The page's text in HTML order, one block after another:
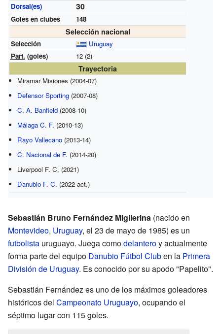
Dorsal(es)
30
Goles en clubes 148
Selección nacional
Selección
Uruguay
Part. (goles) 12 (2)
Trayectoria
Miramar Misiones (2004-07)
Defensor Sporting (2007-08)
C. A. Banfield (2008-10)
Málaga C. F. (2010-13)
Rayo Vallecano (2013-14)
C. Nacional de F. (2014-20)
Liverpool F. C. (2021)
Danubio F. C. (2022-act.)
Sebastián Bruno Fernández Miglierina (nacido en
Montevideo, Uruguay, el 23 de mayo de 1985) es un
futbolista uruguayo. Juega comodelanteroy actualmente
forma parte del equipo Danubio Fútbol Cluben la Primera
División de Uruguay. Es conocido por su apodo "Papelito".
Sebastián Fernández es uno de los máximos goleadores
históricos del Campeonato Uruguayo, ocupando el
séptimo lugar con 115 goles.